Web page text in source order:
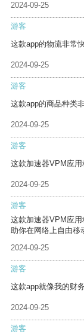
2024-09-25
游客
这款app的物流非常
2024-09-25
游客
这款app的商品种类
2024-09-25
游客
这款加速器VPM应用
2024-09-25
游客
这款加速器VPM应
助你在网络上自由移
2024-09-25
游客
这款app就像我的财
2024-09-25
游客